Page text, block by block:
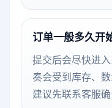
订单一般多久开
提交后会尽快进
奏会受到库存、
建议先联系客服确